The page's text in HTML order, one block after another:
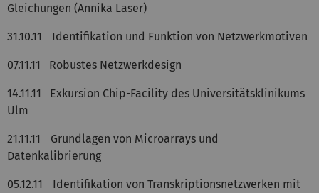
Gleichungen (Annika Laser)
31.10.11 Identifikation und Funktion von Netzwerkmotiven
07.11.11 Robustes Netzwerkdesign
14.11.11 Exkursion Chip-Facility des Universitätsklinikums
Ulm
21.11.11
Grundlagen von Microarrays und
Datenkalibrierung
05.12.11
Identifikation von Transkriptionsnetzwerken mit